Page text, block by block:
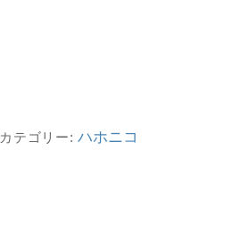
カテゴリー:ハホニコ